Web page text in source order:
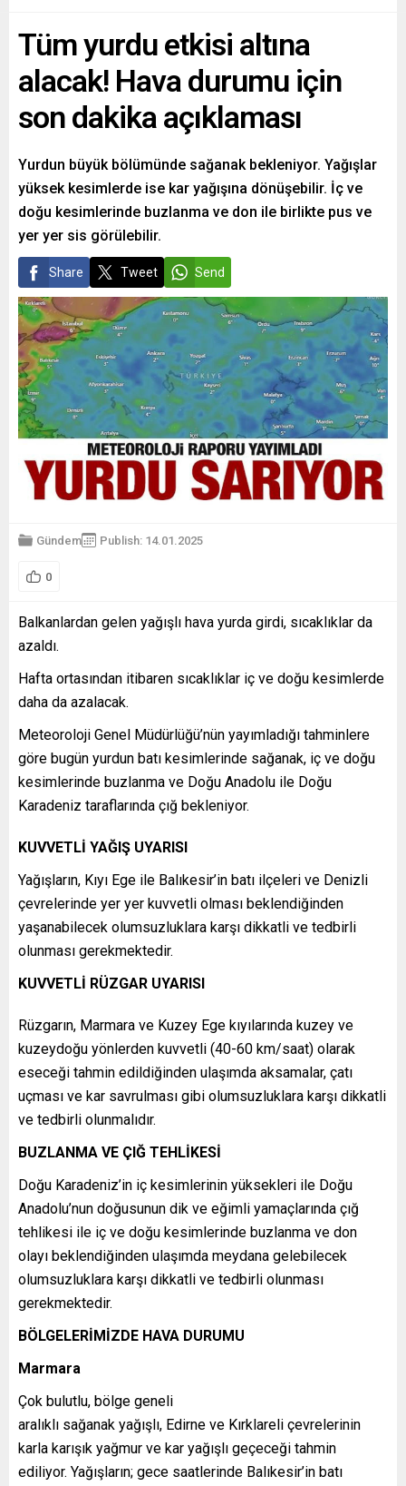
Tüm yurdu etkisi altına
alacak! Hava durumu için
son dakika açıklaması
Yurdun büyük bölümünde sağanak bekleniyor. Yağışlar
yüksek kesimlerde ise kar yağışına dönüşebilir. İç ve
doğu kesimlerinde buzlanma ve don ile birlikte pus ve
yer yer sis görülebilir.
Share Tweet Send
Gündem Publish: 14.01.2025
0
Balkanlardan gelen yağışlı hava yurda girdi, sıcaklıklar da
azaldı.
Hafta ortasından itibaren sıcaklıklar iç ve doğu kesimlerde
daha da azalacak.
Meteoroloji Genel Müdürlüğü’nün yayımladığı tahminlere
göre bugün yurdun batı kesimlerinde sağanak, iç ve doğu
kesimlerinde buzlanma ve Doğu Anadolu ile Doğu
Karadeniz taraflarında çığ bekleniyor.
KUVVETLİ YAĞIŞ UYARISI
Yağışların, Kıyı Ege ile Balıkesir’in batı ilçeleri ve Denizli
çevrelerinde yer yer kuvvetli olması beklendiğinden
yaşanabilecek olumsuzluklara karşı dikkatli ve tedbirli
olunması gerekmektedir.
KUVVETLİ RÜZGAR UYARISI
Rüzgarın, Marmara ve Kuzey Ege kıyılarında kuzey ve
kuzeydoğu yönlerden kuvvetli (40-60 km/saat) olarak
eseceği tahmin edildiğinden ulaşımda aksamalar, çatı
uçması ve kar savrulması gibi olumsuzluklara karşı dikkatli
ve tedbirli olunmalıdır.
BUZLANMA VE ÇIĞ TEHLİKESİ
Doğu Karadeniz’in iç kesimlerinin yüksekleri ile Doğu
Anadolu’nun doğusunun dik ve eğimli yamaçlarında çığ
tehlikesi ile iç ve doğu kesimlerinde buzlanma ve don
olayı beklendiğinden ulaşımda meydana gelebilecek
olumsuzluklara karşı dikkatli ve tedbirli olunması
gerekmektedir.
BÖLGELERİMİZDE HAVA DURUMU
Marmara
Çok bulutlu, bölge geneli
aralıklı sağanak yağışlı, Edirne ve Kırklareli çevrelerinin
karla karışık yağmur ve kar yağışlı geçeceği tahmin
ediliyor. Yağışların; gece saatlerinde Balıkesir’in batı